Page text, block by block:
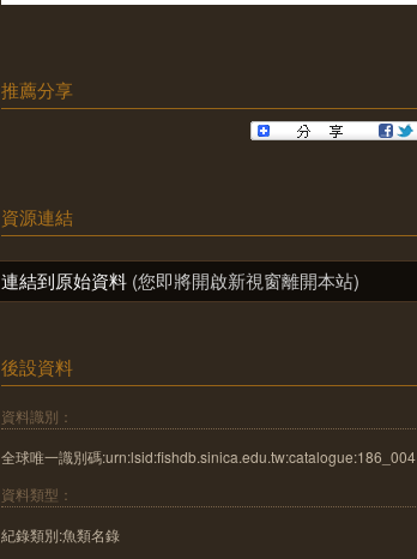
推薦分享
資源連結
連結到原始資料 (您即將開啟新視窗離開本站)
後設資料
資料識別：
全球唯一識別碼:urn:lsid:fishdb.sinica.edu.tw:catalogue:186_004
資料類型：
紀錄類別:魚類名錄